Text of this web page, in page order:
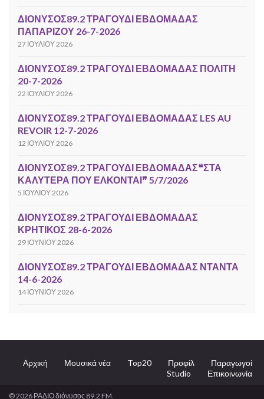
ΔΙΟΝΥΣΟΣ89.2 ΤΡΑΓΟΥΔΙ ΕΒΔΟΜΑΔΑΣ
ΠΑΠΑΡΙΖΟΥ 26-7-2026
27 ΙΟΥΛΊΟΥ 2026
ΔΙΟΝΥΣΟΣ89.2 ΤΡΑΓΟΥΔΙ ΕΒΔΟΜΑΔΑΣ ΠΟΛΙΤΗ
20-7-2026
22 ΙΟΥΛΊΟΥ 2026
ΔΙΟΝΥΣΟΣ89.2 ΤΡΑΓΟΥΔΙ ΕΒΔΟΜΑΔΑΣ LES AU
REVOIR 12-7-2026
12 ΙΟΥΛΊΟΥ 2026
ΔΙΟΝΥΣΟΣ89.2 ΤΡΑΓΟΥΔΙ ΕΒΔΟΜΑΔΑΣ❝ΣΤΑ
ΚΑΛΥΤΕΡΑ ΠΟΥ ΕΛΚΟΝΤΑΙ❞ 5/7/2026
5 ΙΟΥΛΊΟΥ 2026
ΔΙΟΝΥΣΟΣ89.2 ΤΡΑΓΟΥΔΙ ΕΒΔΟΜΑΔΑΣ
ΚΡΗΤΙΚΟΣ 28-6-2026
29 ΙΟΥΝΊΟΥ 2026
ΔΙΟΝΥΣΟΣ89.2 ΤΡΑΓΟΥΔΙ ΕΒΔΟΜΑΔΑΣ ΝΤΑΝΤΑ
14-6-2026
14 ΙΟΥΝΊΟΥ 2026
Αρχική Μουσικά νέα Top20 Προφίλ
Παραγωγοί
Studio
Επικοινωνία
© 2026 ΡΑΔΙΟ διόνυσος 89.2 FM.